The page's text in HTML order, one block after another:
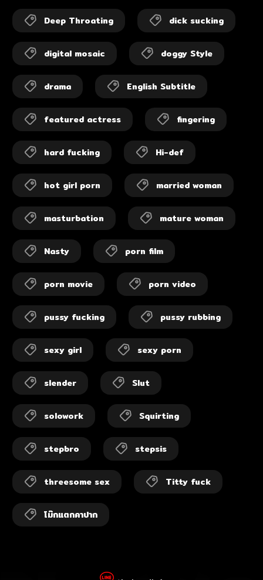
Deep Throating dick sucking
digital mosaic doggy Style
drama English Subtitle
featured actress fingering
hard fucking Hi-def
hot girl porn married woman
masturbation mature woman
Nasty porn film
porn movie porn video
pussy fucking pussy rubbing
sexy girl sexy porn
slender Slut
solowork Squirting
stepbro stepsis
threesome sex Titty fuck
โม๊กแตกคาปาก